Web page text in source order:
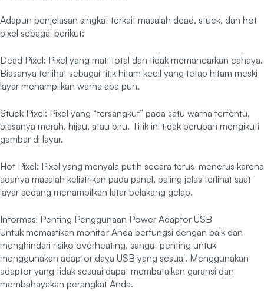
Adapun penjelasan singkat terkait masalah dead, stuck, dan hot
pixel sebagai berikut:
Dead Pixel: Pixel yang mati total dan tidak memancarkan cahaya.
Biasanya terlihat sebagai titik hitam kecil yang tetap hitam meski
layar menampilkan warna apa pun.
Stuck Pixel: Pixel yang “tersangkut” pada satu warna tertentu,
biasanya merah, hijau, atau biru. Titik ini tidak berubah mengikuti
gambar di layar.
Hot Pixel: Pixel yang menyala putih secara terus-menerus karena
adanya masalah kelistrikan pada panel, paling jelas terlihat saat
layar sedang menampilkan latar belakang gelap.
Informasi Penting Penggunaan Power Adaptor USB
Untuk memastikan monitor Anda berfungsi dengan baik dan
menghindari risiko overheating, sangat penting untuk
menggunakan adaptor daya USB yang sesuai. Menggunakan
adaptor yang tidak sesuai dapat membatalkan garansi dan
membahayakan perangkat Anda.